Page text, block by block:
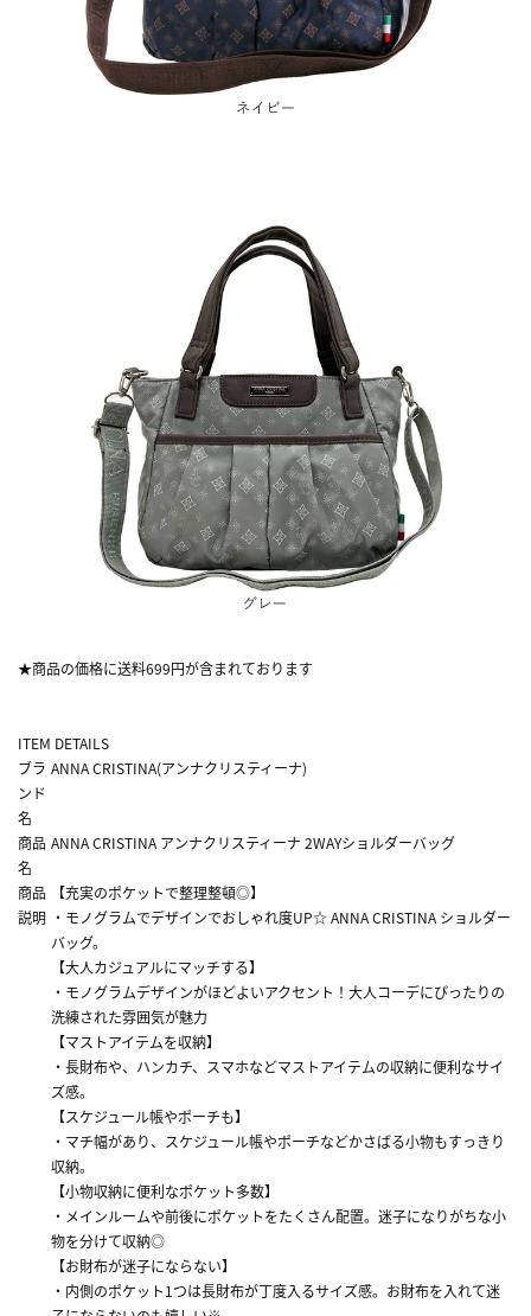
★商品の価格に送料699円が含まれております
ITEM DETAILS
ブラ
ンド
名
ANNA CRISTINA(アンナクリスティーナ)
商品
名
ANNA CRISTINA アンナクリスティーナ 2WAYショルダーバッグ
商品
説明
【充実のポケットで整理整頓◎】
・モノグラムでデザインでおしゃれ度UP☆ ANNA CRISTINA ショルダー
バッグ。
【大人カジュアルにマッチする】
・モノグラムデザインがほどよいアクセント！大人コーデにぴったりの
洗練された雰囲気が魅力
【マストアイテムを収納】
・長財布や、ハンカチ、スマホなどマストアイテムの収納に便利なサイ
ズ感。
【スケジュール帳やポーチも】
・マチ幅があり、スケジュール帳やポーチなどかさばる小物もすっきり
収納。
【小物収納に便利なポケット多数】
・メインルームや前後にポケットをたくさん配置。迷子になりがちな小
物を分けて収納◎
【お財布が迷子にならない】
・内側のポケット1つは長財布が丁度入るサイズ感。お財布を入れて迷